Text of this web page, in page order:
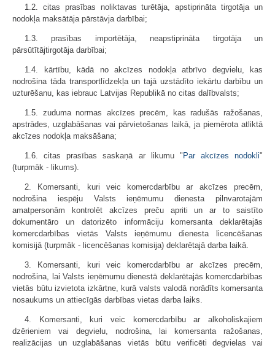
1.2. citas prasības noliktavas turētāja, apstiprināta tirgotāja un
nodokļa maksātāja pārstāvja darbībai;
1.3. prasības importētāja, neapstiprināta tirgotāja un
pārsūtītājtirgotāja darbībai;
1.4. kārtību, kādā no akcīzes nodokļa atbrīvo degvielu, kas
nodrošina tāda transportlīdzekļa un tajā uzstādīto iekārtu darbību un
uzturēšanu, kas iebrauc Latvijas Republikā no citas dalībvalsts;
1.5. zuduma normas akcīzes precēm, kas radušās ražošanas,
apstrādes, uzglabāšanas vai pārvietošanas laikā, ja piemērota atliktā
akcīzes nodokļa maksāšana;
1.6. citas prasības saskaņā ar likumu " Par akcīzes nodokli"
(turpmāk - likums).
2. Komersanti, kuri veic komercdarbību ar akcīzes precēm,
nodrošina iespēju Valsts ieņēmumu dienesta pilnvarotajām
amatpersonām kontrolēt akcīzes preču apriti un ar to saistīto
dokumentāro un datorizēto informāciju komersanta deklarētajās
komercdarbības vietās Valsts ieņēmumu dienesta licencēšanas
komisijā (turpmāk - licencēšanas komisija) deklarētajā darba laikā.
3. Komersanti, kuri veic komercdarbību ar akcīzes precēm,
nodrošina, lai Valsts ieņēmumu dienestā deklarētajās komercdarbības
vietās būtu izvietota izkārtne, kurā valsts valodā norādīts komersanta
nosaukums un attiecīgās darbības vietas darba laiks.
4. Komersanti, kuri veic komercdarbību ar alkoholiskajiem
dzērieniem vai degvielu, nodrošina, lai komersanta ražošanas,
realizācijas un uzglabāšanas vietās būtu verificēti degvielas vai